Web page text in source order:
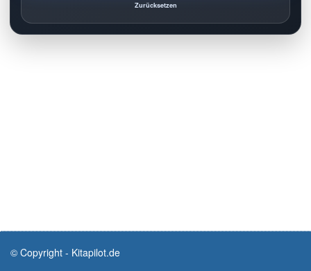
Zurücksetzen
© Copyright - Kitapilot.de